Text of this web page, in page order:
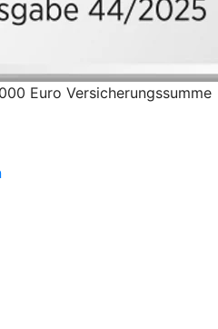
Euro Versicherungssumme